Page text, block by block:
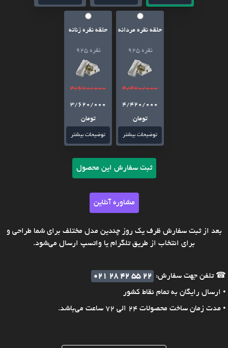
حلقه نقره مردانه
نقره 925
4/470/000
4/420/000
تومان
توضیحات بیشتر
حلقه نقره زنانه
نقره 925
3/670/000
3/620/000
تومان
توضیحات بیشتر
ثبت سفارش این محصول
مشاوره آنلاین
بعد از ثبت سفارش ظرف یک روز چندین مدل مختلف برای شما طراحی و
برای انتخاب از طریق تلگرام یا واتسپ ارسال می‌شود.
☎ تلفن جهت سفارش:
021 28 42 55 22
• ارسال رایگان به تمام نقاط کشور
• مدت زمان ساخت محصولات 24 الی 72 ساعت می‌باشد.